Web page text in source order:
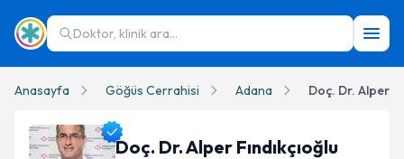
Doktor, klinik ara...
Anasayfa Göğüs Cerrahisi Adana Doç. Dr. Alper
Doç. Dr. Alper Fındıkçıoğlu